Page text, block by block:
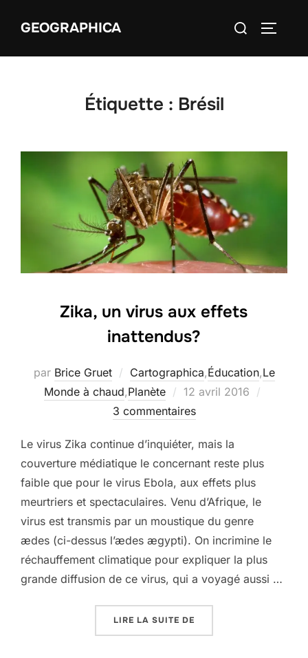
GEOGRAPHICA Rechercher :
Étiquette : Brésil
Zika, un virus aux effets
inattendus?
par Brice Gruet Cartographica,Éducation,Le
Monde à chaud,Planète
Publié
le
12 avril 2016
3 commentaires
Le virus Zika continue d’inquiéter, mais la
couverture médiatique le concernant reste plus
faible que pour le virus Ebola, aux effets plus
meurtriers et spectaculaires. Venu d’Afrique, le
virus est transmis par un moustique du genre
ædes (ci-dessus l’ædes ægypti). On incrimine le
réchauffement climatique pour expliquer la plus
grande diffusion de ce virus, qui a voyagé aussi …
LIRE LA SUITE DE